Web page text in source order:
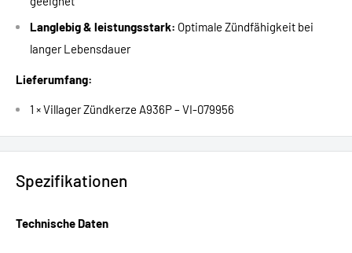
Langlebig & leistungsstark: Optimale Zündfähigkeit bei
langer Lebensdauer
Lieferumfang:
1 × Villager Zündkerze A936P – VI-079956
Spezifikationen
Technische Daten